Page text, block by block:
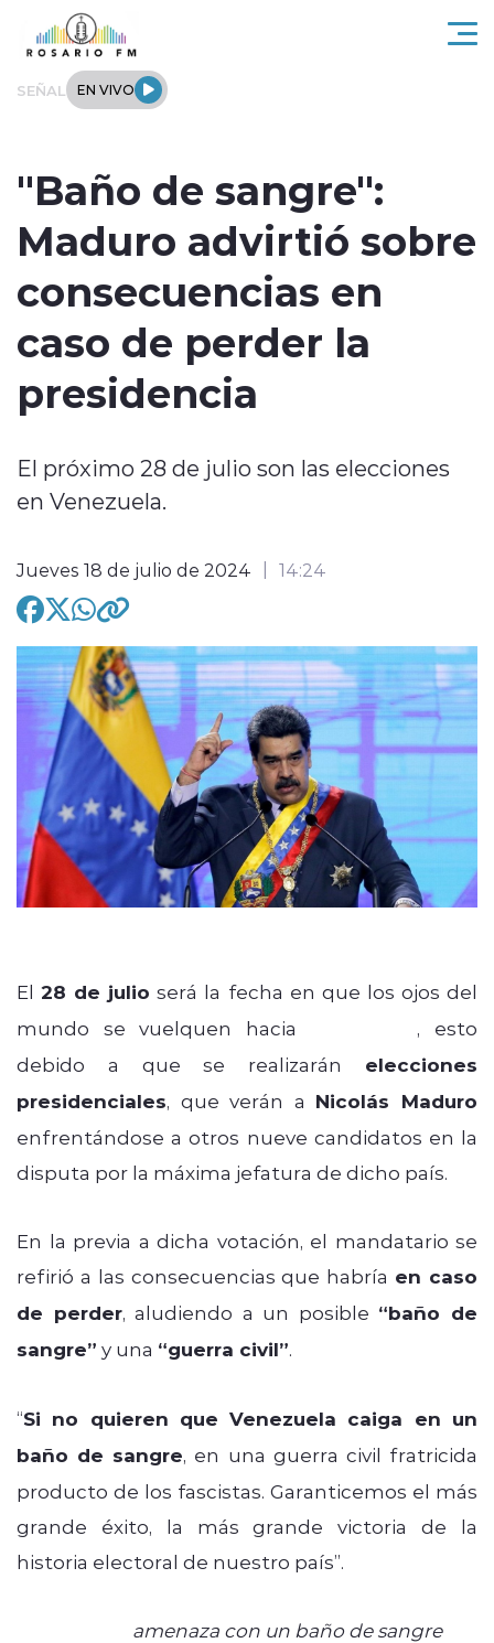
Click acá para ir directamente al contenido
SEÑAL EN VIVO
Tendencias
Internacional
Entrevistas
modo claro
"Baño de sangre":
Maduro advirtió sobre
consecuencias en
caso de perder la
presidencia
El próximo 28 de julio son las elecciones
en Venezuela.
Jueves 18 de julio de 2024 14:24
El28 de julio será la fecha en que los ojos del
mundo se vuelquen hacia
, esto
debido a que se realizarán elecciones
presidenciales, que verán a Nicolás Maduro
enfrentándose a otros nueve candidatos en la
disputa por la máxima jefatura de dicho país.
En la previa a dicha votación, el mandatario se
refirió a las consecuencias que habría en caso
de perder, aludiendo a un posible “baño de
sangre” y una “guerra civil”.
“Si no quieren que Venezuela caiga en un
baño de sangre, en una guerra civil fratricida
producto de los fascistas. Garanticemos el más
grande éxito, la más grande victoria de la
historia electoral de nuestro país”.
amenaza con un baño de sangre